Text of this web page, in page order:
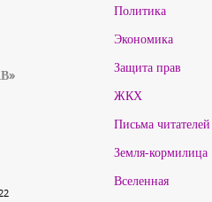
Политика
Экономика
Защита прав
ЖКХ
Письма читателей
Земля-кормилица
Вселенная